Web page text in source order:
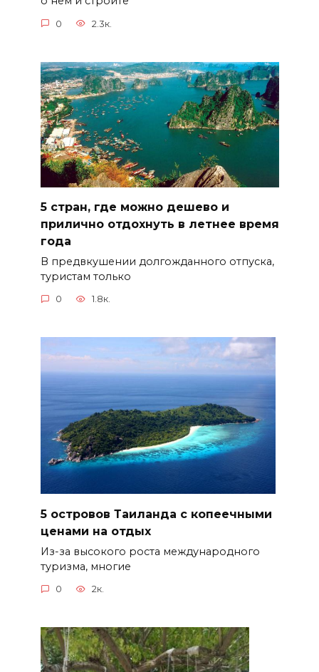
0 2.3к.
5 стран, где можно дешево и
прилично отдохнуть в летнее время
года
В предвкушении долгожданного отпуска,
туристам только
0 1.8к.
5 островов Таиланда с копеечными
ценами на отдых
Из-за высокого роста международного
туризма, многие
0 2к.